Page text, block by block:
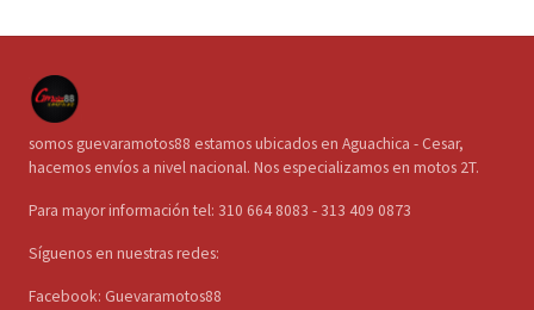
somos guevaramotos88 estamos ubicados en Aguachica - Cesar,
hacemos envíos a nivel nacional. Nos especializamos en motos 2T.
Para mayor información tel: 310 664 8083 - 313 409 0873
Síguenos en nuestras redes:
Facebook: Guevaramotos88